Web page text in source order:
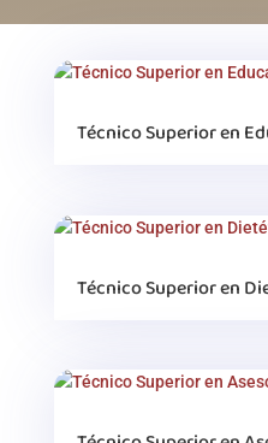
Técnico Superior en
Técnico Superior en